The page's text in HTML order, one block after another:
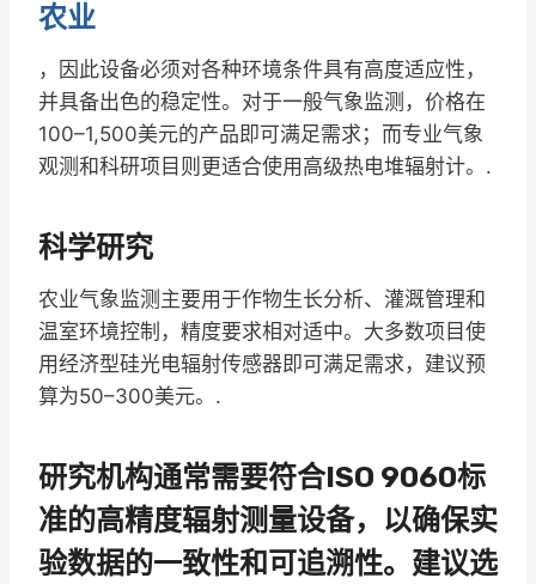
农业
，因此设备必须对各种环境条件具有高度适应性，
并具备出色的稳定性。对于一般气象监测，价格在
100–1,500美元的产品即可满足需求；而专业气象
观测和科研项目则更适合使用高级热电堆辐射计。.
科学研究
农业气象监测主要用于作物生长分析、灌溉管理和
温室环境控制，精度要求相对适中。大多数项目使
用经济型硅光电辐射传感器即可满足需求，建议预
算为50–300美元。.
研究机构通常需要符合ISO 9060标
准的高精度辐射测量设备，以确保实
验数据的一致性和可追溯性。建议选